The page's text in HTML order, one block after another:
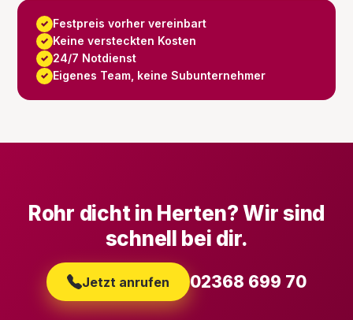
✓ Festpreis vorher vereinbart
✓ Keine versteckten Kosten
✓ 24/7 Notdienst
✓ Eigenes Team, keine Subunternehmer
Rohr dicht in Herten? Wir sind
schnell bei dir.
Jetzt anrufen 02368 699 70